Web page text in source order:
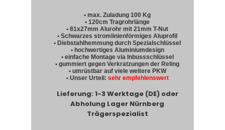
• max. Zuladung 100 Kg
• 120cm Tragrohrlänge
• 81x27mm Alurohr mit 21mm T-Nut
• Schwarzes stromlinienförmiges Aluprofil
• Diebstahlhemmung durch Spezialschlüssel
• hochwertiges Aluminiumdesign
• einfache Montage via Inbussschlüssel
• gummiert gegen Verkratzungen der Reling
• umrüstbar auf viele weitere PKW
• Unser Urteil: sehr empfehlenswert
Lieferung: 1-3 Werktage (DE) oder
Abholung Lager Nürnberg
Trägerspezialist